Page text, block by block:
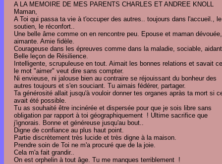
A LA MEMOIRE DE MES PARENTS CHARLES ET ANDREE KNOLL
Maman,
A Toi qui passa ta vie à t'occuper des autres.. toujours dans l'accueil., le
soutien, le réconfort..
Une belle âme comme on en rencontre peu. Epouse et maman dévouée,
aimante. Amie fidèle.
Courageuse dans les épreuves comme dans la maladie, sociable,
Belle leçon de Résilience.
Intelligente, scrupuleuse en tout. Aimait les bonnes relations et savait
le mot "aimer" veut dire sans compter.
Ni envieuse, ni jalouse bien au contraire se réjouissant du bonheur des
autres toujours et s'en souciant. Tu aimais fédérer, partager.
Ta générosité allait jusqu'à vouloir donner tes organes apràs ta mort si
avait été possible.
Tu as souhaité être incinérée et dispersée pour que je sois libre sans
obligation par rapport à toi géographiquement ! Ultime sacrifice que
j'ignorais. Bonne et généreuse jusqu'au bout..
Digne de confiance au plus haut point.
Partie discrètement très lucide et très digne à la maison.
Prendre soin de Toi ne m'a procuré que de la joie.
Cela m'a fait grandir..
On est orphelin à tout âge. Tu me manques terriblement !